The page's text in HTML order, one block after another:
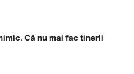
Că nu mai fac tinerii